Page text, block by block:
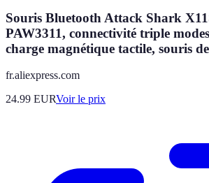
Souris Bluetooth Attack Shark
PAW3311, connectivité triple
charge magnétique tactile, souris
fr.aliexpress.com
24.99 EURVoir le prix